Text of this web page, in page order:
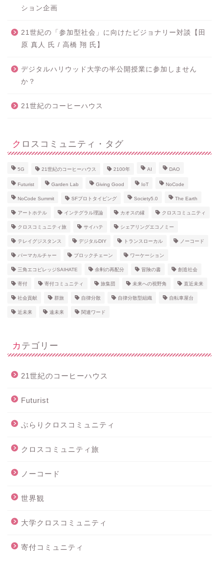
ション企画
21世紀の「参加型社会」に向けたビジョナリー対談【田
原 真人 氏 / 高橋 翔 氏】
デジタルハリウッド大学の半公開授業に参加しません
か？
21世紀のコーヒーハウス
クロスコミュニティ・タグ
5G 21世紀のコーヒーハウス 2100年 AI DAO
Futurist Garden Lab Giving Good IoT NoCode
NoCode Summit SFプロトタイピング Society5.0 The Earth
アートホテル インテグラル理論 カオスの縁 クロスコミュニティ
クロスコミュニティ旅 サイハテ シェアリングエコノミー
テレイグジスタンス デジタルDIY トランスローカル ノーコード
パーマカルチャー ブロックチェーン ワーケーション
三角エコビレッジSAIHATE 余剰の再配分 冒険の書 創造社会
寄付 寄付コミュニティ 旅集団 未来への視野角 直近未来
社会貢献 群旅 自律分散 自律分散型組織 自転車屋台
近未来 遠未来 関連ワード
カテゴリー
21世紀のコーヒーハウス
Futurist
ぶらりクロスコミュニティ
クロスコミュニティ旅
ノーコード
世界観
大学クロスコミュニティ
寄付コミュニティ